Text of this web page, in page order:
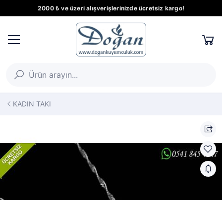
2000 ₺ ve üzeri alışverişlerinizde ücretsiz kargo!
KADIN TAKI